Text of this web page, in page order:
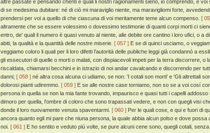
altre passate e pensando chenti e quali li nostri ragionamenti sieno, io comprendo, e
di se medesima dubitare: né di ciò mi maraviglio niente, ma maravigliomi forte,
prendersi per voi a quello di che ciascuna di voi meritamente teme alcun compenso. [
altramente che se essere volessimo o dovessimo testimonie di quanti corpi morti ci
entro, de' quali il numero è quasi venuto al niente, alle debite ore cantino i loro ufici, o a
abiti, la qualità e la quantità delle nostre miserie. [ 057 ] E se di quinci usciamo, o
veggiamo coloro li quali per li loro difetti l'autorità delle publiche leggi già condannò a
gli essecutori di quelle o morti o malati, con dispiacevoli impeti per la terra discorrere, o
riscaldata, chiamarsi becchini e in istrazio di noi andar cavalcando e discorrendo per
danni; [ 058 ] né altra cosa alcuna ci udiamo, se non: 'I cotali son morti' e 'Gli altrettali
dolorosi pianti udiremmo. [ 059 ] E se alle nostre case torniamo, non so se a voi cosí
persona in quella se non la mia fante trovando, impaurisco e quasi tutti i capelli
dimoro per quella, l'ombre di coloro che sono trapassati vedere, e non con quegli visi
donde il loro nuovamente venuta spaventarmi. [ 060 ] Per le quali cose, e qui e fuori di
ancora quanto egli mi pare che niuna persona, la quale abbia alcun polso e dove
noi. [ 061 ] E ho sentito e veduto piú volte, se pure alcuni cene sono, quegli cotali,